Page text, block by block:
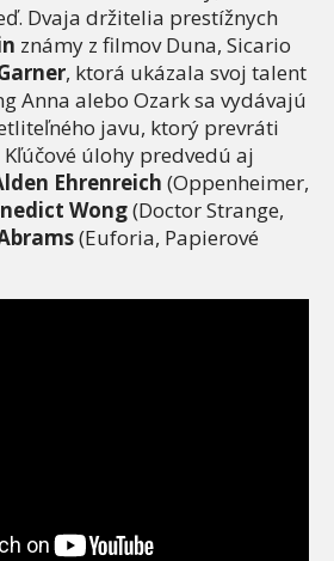
Dvaja držitelia prestížnych
známy z filmov Duna, Sicario
, ktorá ukázala svoj talent
Anna alebo Ozark sa vydávajú
javu, ktorý prevráti
úlohy predvedú aj
Ehrenreich (Oppenheimer,
Wong(Doctor Strange,
(Euforia, Papierové